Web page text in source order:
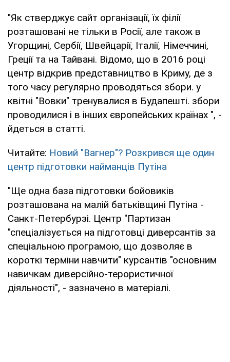
"Як стверджує сайт організації, їх філії
розташовані не тільки в Росії, але також в
Угорщині, Сербії, Швейцарії, Італії, Німеччині,
Греції та на Тайвані. Відомо, що в 2016 році
центр відкрив представництво в Криму, де з
того часу регулярно проводяться збори. у
квітні "Вовки" тренувалися в Будапешті. збори
проводилися і в інших європейських країнах ", -
йдеться в статті.
Читайте: Новий "Вагнер"? Розкрився ще один
центр підготовки найманців Путіна
"Ще одна база підготовки бойовиків
розташована на малій батьківщині Путіна -
Санкт-Петербурзі. Центр "Партизан
"спеціалізується на підготовці диверсантів за
спеціальною програмою, що дозволяє в
короткі терміни навчити" курсантів "основним
навичкам диверсійно-терористичної
діяльності", - зазначено в матеріалі.